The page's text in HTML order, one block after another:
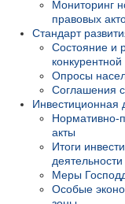
Мониторинг
правовых
Стандарт
Состояние и
Опросы
Соглашения
Инвестиционная
Нормативно-
акты
Итоги
Меры
Особые